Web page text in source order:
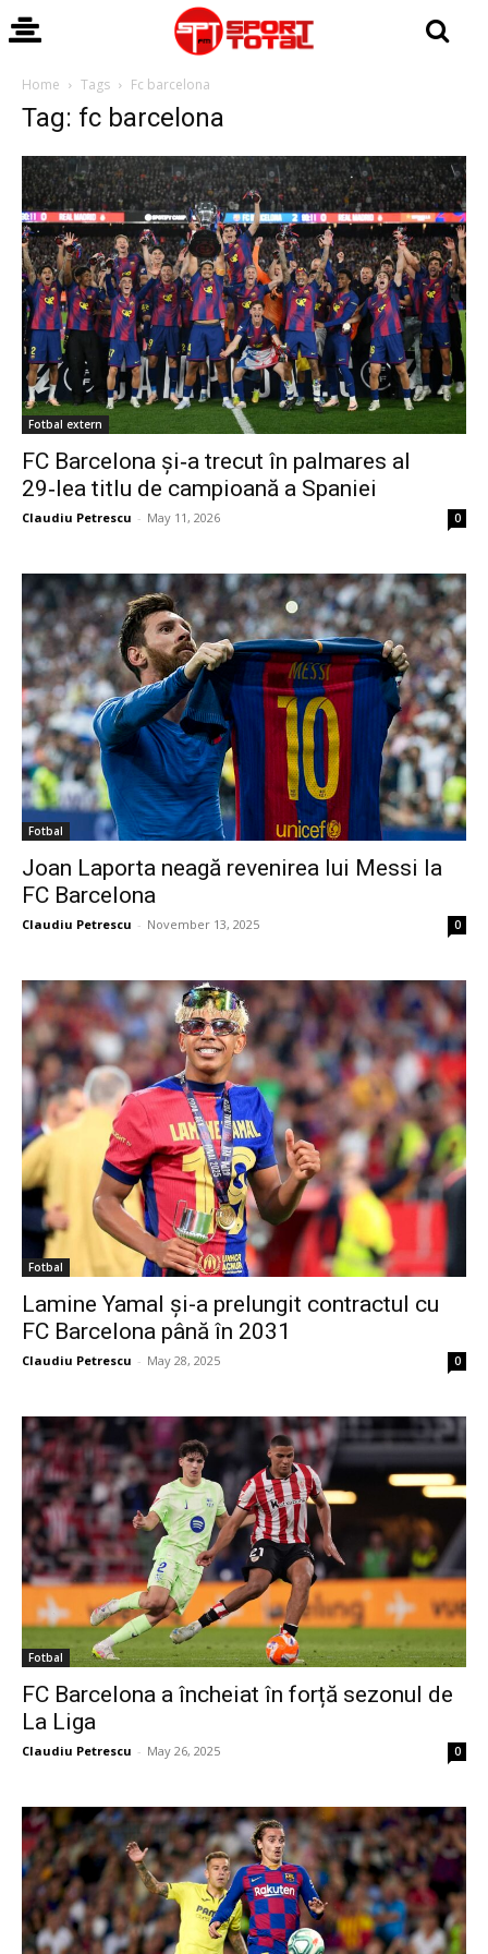
Home Tags Fc barcelona
Tag: fc barcelona
Fotbal extern
FC Barcelona și‑a trecut în palmares al
29‑lea titlu de campioană a Spaniei
Claudiu Petrescu - May 11, 2026 0
Fotbal
Joan Laporta neagă revenirea lui Messi la
FC Barcelona
Claudiu Petrescu - November 13, 2025 0
Fotbal
Lamine Yamal și-a prelungit contractul cu
FC Barcelona până în 2031
Claudiu Petrescu - May 28, 2025 0
Fotbal
FC Barcelona a încheiat în forță sezonul de
La Liga
Claudiu Petrescu - May 26, 2025 0